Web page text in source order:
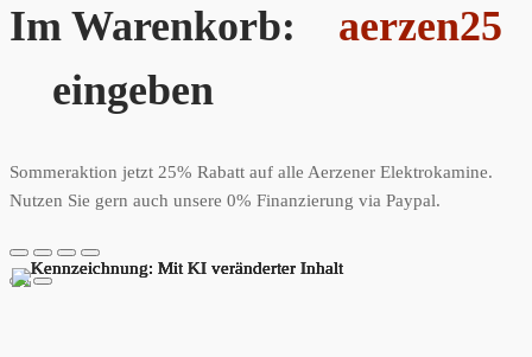
Im Warenkorb: aerzen25
eingeben
Sommeraktion jetzt 25% Rabatt auf alle Aerzener Elektrokamine.
Nutzen Sie gern auch unsere 0% Finanzierung via Paypal.